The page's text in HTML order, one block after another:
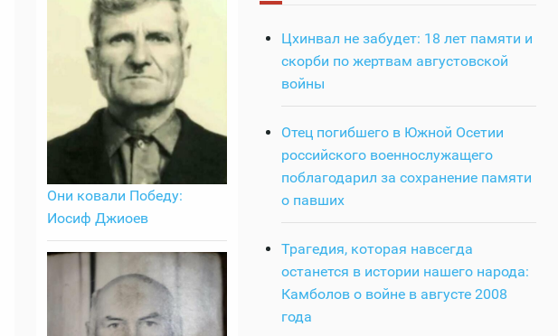
Они ковали Победу:
Иосиф Джиоев
Цхинвал не забудет: 18 лет памяти и
скорби по жертвам августовской
войны
Отец погибшего в Южной Осетии
российского военнослужащего
поблагодарил за сохранение памяти
о павших
Трагедия, которая навсегда
останется в истории нашего народа:
Камболов о войне в августе 2008
года